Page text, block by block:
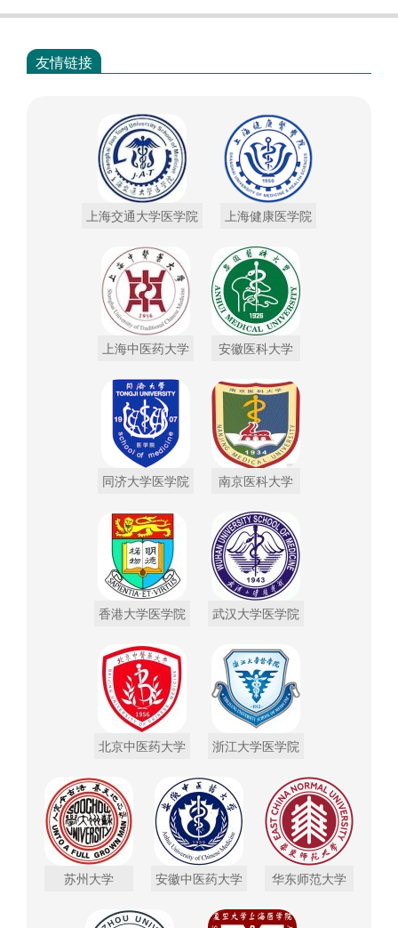
友情链接
上海交通大学医学院 上海健康医学院
上海中医药大学 安徽医科大学
同济大学医学院 南京医科大学
香港大学医学院 武汉大学医学院
北京中医药大学 浙江大学医学院
苏州大学 安徽中医药大学 华东师范大学